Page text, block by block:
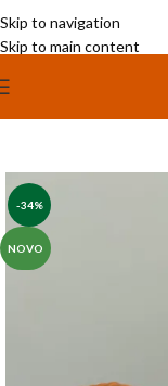
Skip to navigation
Skip to main content
-34%
NOVO